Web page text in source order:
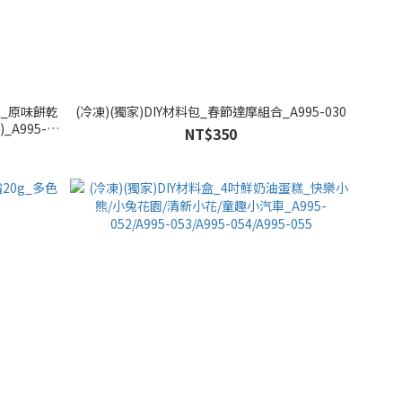
原味餅乾
(冷凍)(獨家)DIY材料包_春節達摩組合_A995-030
NT$350